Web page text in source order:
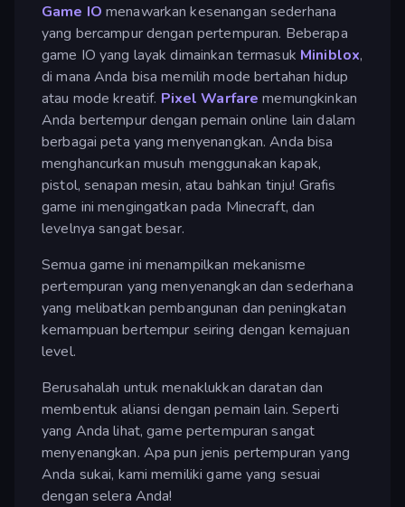
Game IO menawarkan kesenangan sederhana
yang bercampur dengan pertempuran. Beberapa
game IO yang layak dimainkan termasuk Miniblox,
di mana Anda bisa memilih mode bertahan hidup
atau mode kreatif. Pixel Warfare memungkinkan
Anda bertempur dengan pemain online lain dalam
berbagai peta yang menyenangkan. Anda bisa
menghancurkan musuh menggunakan kapak,
pistol, senapan mesin, atau bahkan tinju! Grafis
game ini mengingatkan pada Minecraft, dan
levelnya sangat besar.
Semua game ini menampilkan mekanisme
pertempuran yang menyenangkan dan sederhana
yang melibatkan pembangunan dan peningkatan
kemampuan bertempur seiring dengan kemajuan
level.
Berusahalah untuk menaklukkan daratan dan
membentuk aliansi dengan pemain lain. Seperti
yang Anda lihat, game pertempuran sangat
menyenangkan. Apa pun jenis pertempuran yang
Anda sukai, kami memiliki game yang sesuai
dengan selera Anda!